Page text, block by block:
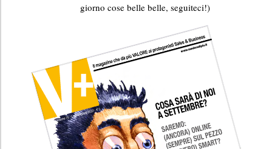
giorno cose belle belle, seguiteci!)